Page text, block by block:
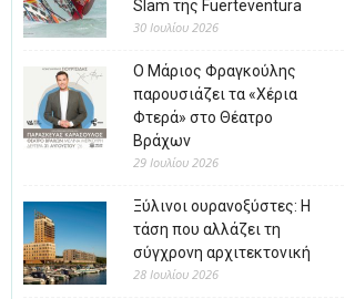
Slam της Fuerteventura
30 Ιουλίου 2026
Ο Μάριος Φραγκούλης
παρουσιάζει τα «Χέρια
Φτερά» στο Θέατρο
Βράχων
29 Ιουλίου 2026
Ξύλινοι ουρανοξύστες: Η
τάση που αλλάζει τη
σύγχρονη αρχιτεκτονική
28 Ιουλίου 2026